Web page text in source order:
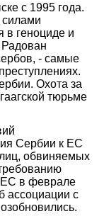
с 1995 года.
в геноциде и
Радован
- самые
Охота за
тюрьме
Сербии к ЕС
обвиняемых
ЕС в феврале
ассоциации с